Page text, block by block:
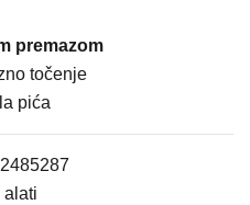
premazom
točenje
pića
alati